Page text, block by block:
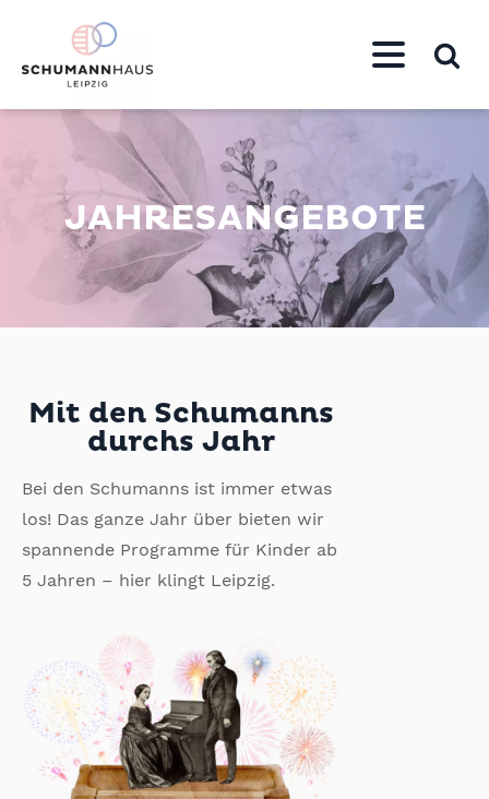
JAHRESANGEBOTE
Mit den Schumanns
durchs Jahr
Bei den Schumanns ist immer etwas
los! Das ganze Jahr über bieten wir
spannende Programme für Kinder ab
5 Jahren – hier klingt Leipzig.